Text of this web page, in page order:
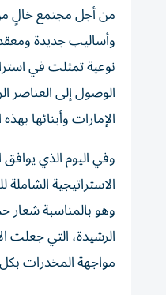
من أجل مجتمع خالٍ
وأساليب جديدة
نوعية تمثلت في
الوصول إلى العناصر
الإمارات وأبنائها
الاستراتيجية
وهو بالمناسبة شعار
الرشيدة، التي جعلت
مواجهة المخدرات بكل